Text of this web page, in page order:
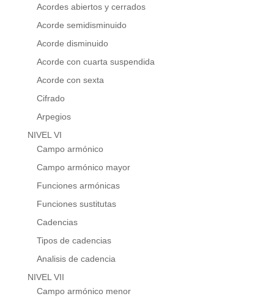
Acordes abiertos y cerrados
Acorde semidisminuido
Acorde disminuido
Acorde con cuarta suspendida
Acorde con sexta
Cifrado
Arpegios
NIVEL VI
Campo armónico
Campo armónico mayor
Funciones armónicas
Funciones sustitutas
Cadencias
Tipos de cadencias
Analisis de cadencia
NIVEL VII
Campo armónico menor